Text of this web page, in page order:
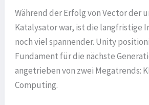
Während der Erfolg von Vector der
Katalysator war, ist die langfristige
noch viel spannender. Unity
Fundament für die nächste
angetrieben von zwei Megatrends:
Computing.